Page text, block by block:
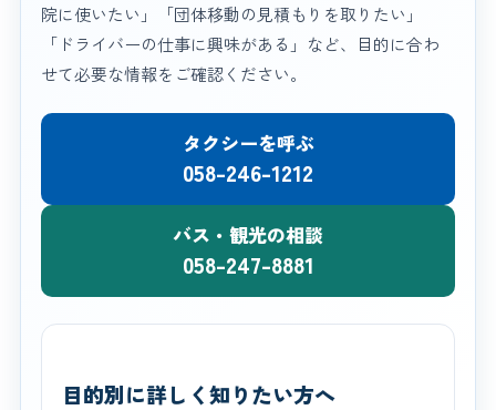
院に使いたい」「団体移動の見積もりを取りたい」
「ドライバーの仕事に興味がある」など、目的に合わ
せて必要な情報をご確認ください。
タクシーを呼ぶ
058-246-1212
バス・観光の相談
058-247-8881
目的別に詳しく知りたい方へ